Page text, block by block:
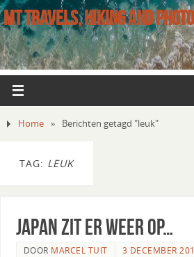
MT TRAVELS, HIKING AND
Home » Berichten getagd "leuk"
TAG: LEUK
Japan zit er weer op…
DOOR MARCEL TUIT
3 DECEMBER